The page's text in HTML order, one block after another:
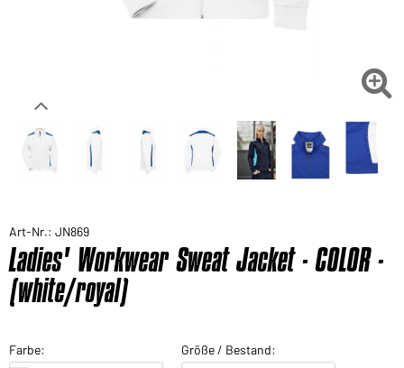

Art-Nr.: JN869
Ladies' Workwear Sweat Jacket - COLOR -
(white/royal)